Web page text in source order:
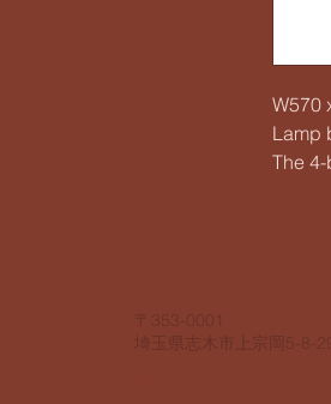
W570
Lamp
The
​〒353-0001
埼玉県志木市上宗岡5-8-